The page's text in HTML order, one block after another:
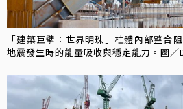
「建築巨擘：世界明珠」柱體內部整合
地震發生時的能量吸收與穩定能力。圖